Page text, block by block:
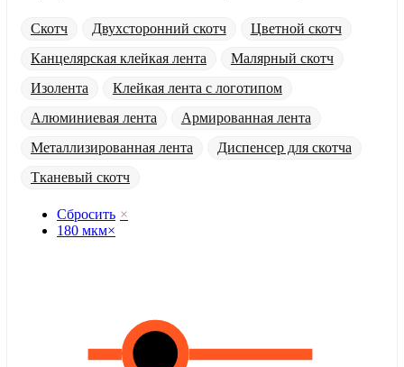
Скотч Двухсторонний скотч
Цветной скотч
Канцелярская клейкая лента
Малярный скотч
Изолента
Клейкая лента с логотипом
Алюминиевая лента
Армированная лента
Металлизированная лента
Диспенсер для скотча
Тканевый скотч
Сбросить ×
180 мкм×